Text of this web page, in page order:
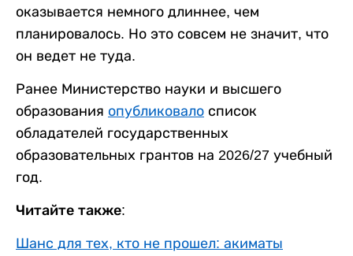
оказывается немного длиннее, чем
планировалось. Но это совсем не значит, что
он ведет не туда.
Ранее Министерство науки и высшего
образования опубликовало список
обладателей государственных
образовательных грантов на 2026/27 учебный
год.
Читайте также:
Шанс для тех, кто не прошел: акиматы